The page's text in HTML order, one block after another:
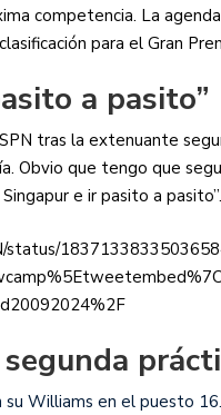
competencia. La
para el Gran
a pasito”
tras la extenuante
Obvio que tengo que
e ir pasito a pasito”.
status/
su Williams en el puesto